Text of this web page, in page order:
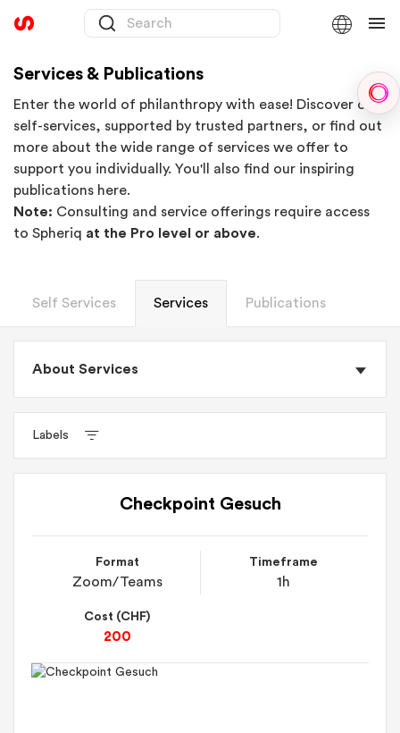
Services & Publications
Enter the world of philanthropy with ease! Discover our
self-services, supported by trusted partners, or find out
more about the wide range of services we offer to
support you individually. You'll also find our inspiring
publications here.
Note: Consulting and service offerings require access
to Spheriq at the Pro level or above.
Self Services Services Publications
About Services
Labels
Checkpoint Gesuch
Format
Zoom/Teams
Timeframe
1h
Cost (CHF)
200